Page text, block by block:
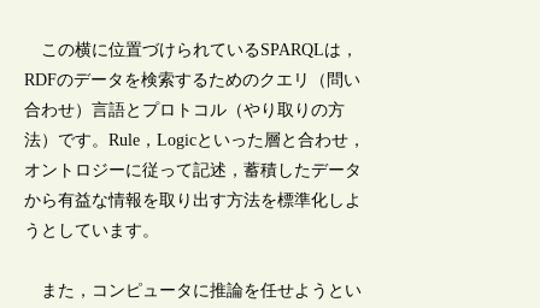
この横に位置づけられているSPARQLは，
RDFのデータを検索するためのクエリ（問い
合わせ）言語とプロトコル（やり取りの方
法）です。Rule，Logicといった層と合わせ，
オントロジーに従って記述，蓄積したデータ
から有益な情報を取り出す方法を標準化しよ
うとしています。
また，コンピュータに推論を任せようとい